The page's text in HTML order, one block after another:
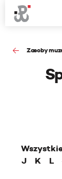
Zasoby
J
K L